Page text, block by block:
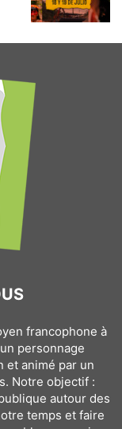
francophone à
personnage
et animé par un
Notre objectif :
autour des
temps et faire